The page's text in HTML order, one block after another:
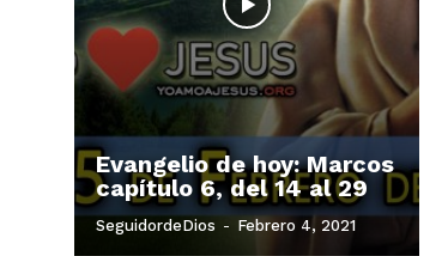
Evangelio de hoy: Marcos
capítulo 6, del 14 al 29
SeguidordeDios - Febrero 4, 2021